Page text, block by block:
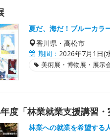
夏だ、海だ！ブルーカラ
香川県・高松市
期間： 2026年7月1日(
美術展・博物展・展示
「林業就業支援講習・
林業への就業を希望する